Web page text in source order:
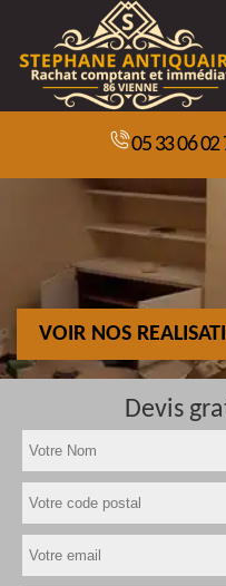
05 33 06 02
VOIR NOS
Devis